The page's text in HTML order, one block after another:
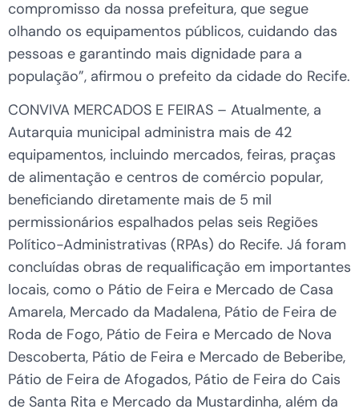
compromisso da nossa prefeitura, que segue
olhando os equipamentos públicos, cuidando das
pessoas e garantindo mais dignidade para a
população”, afirmou o prefeito da cidade do Recife.
CONVIVA MERCADOS E FEIRAS – Atualmente, a
Autarquia municipal administra mais de 42
equipamentos, incluindo mercados, feiras, praças
de alimentação e centros de comércio popular,
beneficiando diretamente mais de 5 mil
permissionários espalhados pelas seis Regiões
Político-Administrativas (RPAs) do Recife. Já foram
concluídas obras de requalificação em importantes
locais, como o Pátio de Feira e Mercado de Casa
Amarela, Mercado da Madalena, Pátio de Feira de
Roda de Fogo, Pátio de Feira e Mercado de Nova
Descoberta, Pátio de Feira e Mercado de Beberibe,
Pátio de Feira de Afogados, Pátio de Feira do Cais
de Santa Rita e Mercado da Mustardinha, além da